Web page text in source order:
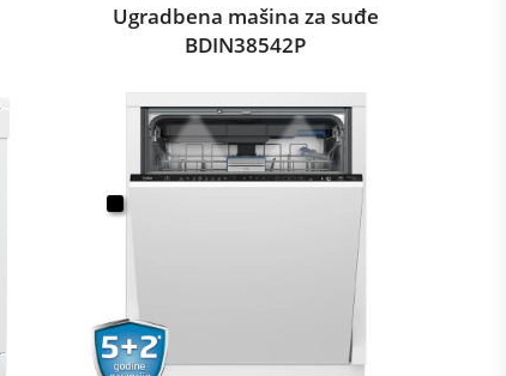
Ugradbena mašina za suđe
BDIN38542P